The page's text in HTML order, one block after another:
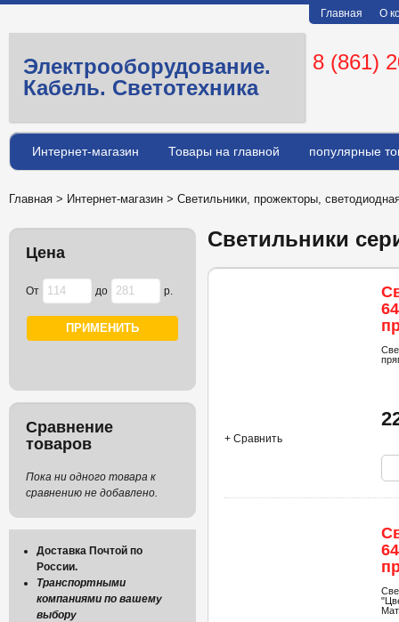
Главная О
Электрооборудование.
Кабель. Светотехника
8 (861)
Интернет-магазин Товары на главной популярные
Главная > Интернет-магазин > Светильники, прожекторы,
Светильники
+ Сравнить
Цена
От до р.
Сравнение
товаров
Пока ни одного товара к
сравнению не добавлено.
Доставка Почтой по
России.
Транспортными
компаниями по вашему
выбору